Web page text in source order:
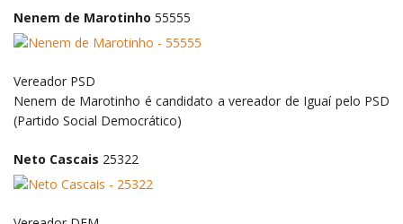
Nenem de Marotinho 55555
Vereador PSD
Nenem de Marotinho é candidato a vereador de Iguaí pelo PSD
(Partido Social Democrático)
Neto Cascais 25322